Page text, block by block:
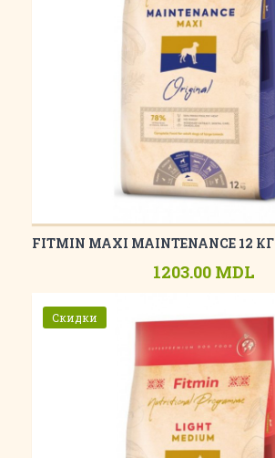
FITMIN MAXI MAINTENANCE 12 КГ
1203.00 MDL
Скидки